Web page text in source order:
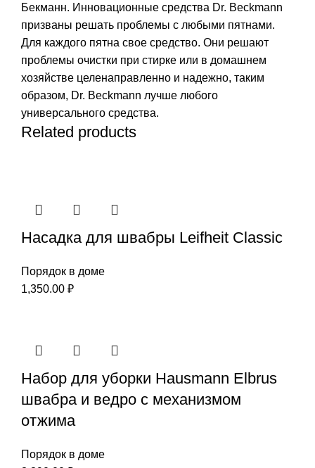
Бекманн. Инновационные средства Dr. Beckmann
призваны решать проблемы с любыми пятнами.
Для каждого пятна свое средство. Они решают
проблемы очистки при стирке или в домашнем
хозяйстве целенаправленно и надежно, таким
образом, Dr. Beckmann лучше любого
универсального средства.
Related products
Насадка для швабры Leifheit Classic
Порядок в доме
1,350.00 ₽
Набор для уборки Hausmann Elbrus
швабра и ведро с механизмом
отжима
Порядок в доме